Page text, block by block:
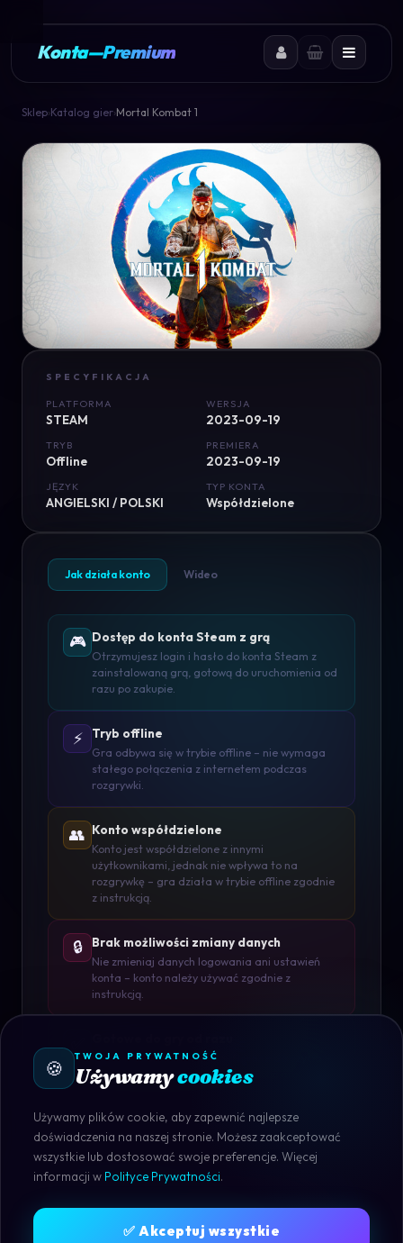
Konta—Premium
Sklep›Katalog gier›Mortal Kombat 1
SPECYFIKACJA
PLATFORMA
STEAM
WERSJA
2023-09-19
TRYB
Offline
PREMIERA
2023-09-19
JĘZYK
ANGIELSKI / POLSKI
TYP KONTA
Współdzielone
Jak działa konto Wideo
🎮 Dostęp do konta Steam z grą
Otrzymujesz login i hasło do konta Steam z
zainstalowaną grą, gotową do uruchomienia od
razu po zakupie.
⚡ Tryb offline
Gra odbywa się w trybie offline – nie wymaga
stałego połączenia z internetem podczas
rozgrywki.
👥 Konto współdzielone
Konto jest współdzielone z innymi
użytkownikami, jednak nie wpływa to na
rozgrywkę – gra działa w trybie offline zgodnie
z instrukcją.
🔒 Brak możliwości zmiany danych
Nie zmieniaj danych logowania ani ustawień
konta – konto należy używać zgodnie z
instrukcją.
Konto jest aktywne i przygotowane do użycia –
wystarczy się zalogować i rozpocząć grę.
MORTAL KOMBAT 1
🍪
TWOJA PRYWATNOŚĆ
Używamycookies
Używamy plików cookie, aby zapewnić najlepsze
doświadczenia na naszej stronie. Możesz zaakceptować
wszystkie lub dostosować swoje preferencje. Więcej
informacji w Polityce Prywatności.
✅ Akceptuj wszystkie